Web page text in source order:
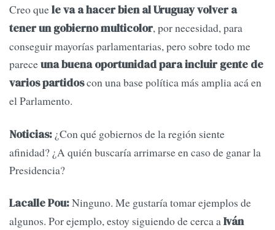
Creo quele va a hacer bien al Uruguay volver a
tener un gobierno multicolor, por necesidad, para
conseguir mayorías parlamentarias, pero sobre todo me
pareceuna buena oportunidad para incluir gente de
varios partidoscon una base política más amplia acá en
el Parlamento.
Noticias: ¿Con qué gobiernos de la región siente
afinidad? ¿A quién buscaría arrimarse en caso de ganar la
Presidencia?
Lacalle Pou:Ninguno. Me gustaría tomar ejemplos de
algunos. Por ejemplo, estoy siguiendo de cerca aIván